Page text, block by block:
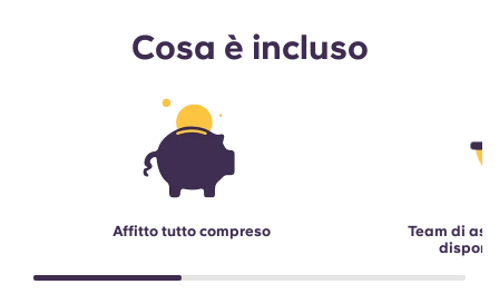
Cosa è incluso
Affitto tutto compreso
Team di